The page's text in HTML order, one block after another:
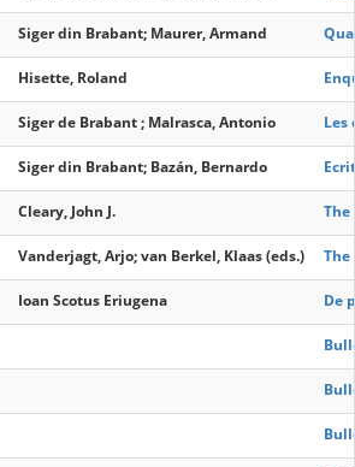
Siger din Brabant; Maurer, Armand
Hisette, Roland
Siger de Brabant ; Malrasca, Antonio Les
Siger din Brabant; Bazán, Bernardo
Cleary, John J.
Vanderjagt, Arjo; van Berkel, Klaas (eds.)
Ioan Scotus Eriugena De